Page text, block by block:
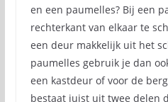
en een paumelles? Bij een
rechterkant van elkaar te
een deur makkelijk uit het
paumelles gebruik je dan
een kastdeur of voor de
bestaat juist uit twee delen